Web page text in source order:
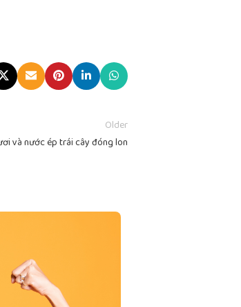
Older
và nước ép trái cây đóng lon